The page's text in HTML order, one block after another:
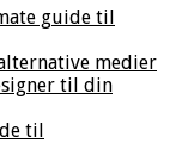
guide til
medier
til din
til